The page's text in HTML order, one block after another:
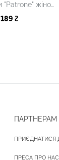
Шкарпетки "Patrone" жіночі
189 ₴
ПАРТНЕРАМ
ПРИЄДНАТИСЯ
ПРЕСА ПРО НАС